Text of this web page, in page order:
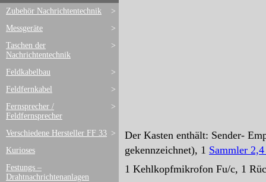
>
Zubehör Nachrichtentechnik
>
Messgeräte
>
Taschen der
Nachrichtentechnik
>
Feldkabelbau
>
Feldfernkabel
>
Fernsprecher /
Feldfernsprecher
>
Verschiedene Hersteller FF 33
Kurioses
Festungs –
Drahtnachrichtenanlagen
Der Kasten enthält: Sender-
gekennzeichnet), 1 Sammler
1 Kehlkopfmikrofon Fu/c, 1